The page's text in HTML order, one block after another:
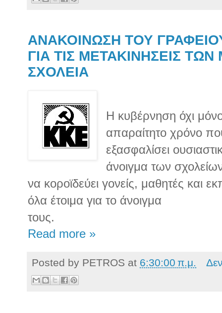
ΑΝΑΚΟΙΝΩΣΗ ΤΟΥ
ΓΙΑ ΤΙΣ ΜΕΤΑΚΙΝΗΣΕΙΣ
ΣΧΟΛΕΙΑ
Η κυβέρνηση όχι
απαραίτητο χρόνο
εξασφαλίσει
άνοιγμα των
να κοροϊδεύει γονείς, μαθητές και
όλα έτοιμα για το άνοιγμα
τους.
Read more »
Posted by PETROS at 6:30:00 π.μ.